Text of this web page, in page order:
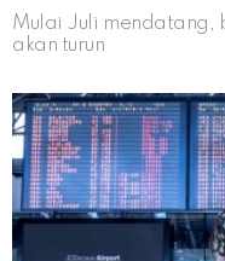
Mulai Juli mendatang,
akan turun